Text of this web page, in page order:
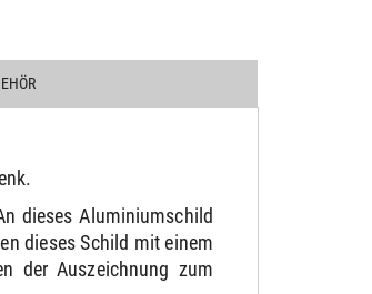
dieses Aluminiumschild
dieses Schild mit einem
der Auszeichnung zum